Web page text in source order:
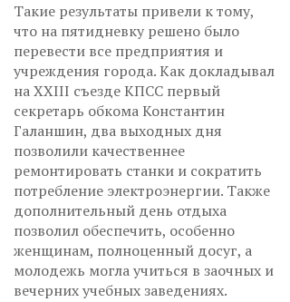
Такие результаты привели к тому,
что на пятидневку решено было
перевести все предприятия и
учреждения города. Как докладывал
на XXIII съезде КПСС первый
секретарь обкома Константин
Галаншин, два выходных дня
позволили качественнее
ремонтировать станки и сократить
потребление электроэнергии. Также
дополнительный день отдыха
позволил обеспечить, особенно
женщинам, полноценный досуг, а
молодежь могла учиться в заочных и
вечерних учебных заведениях.